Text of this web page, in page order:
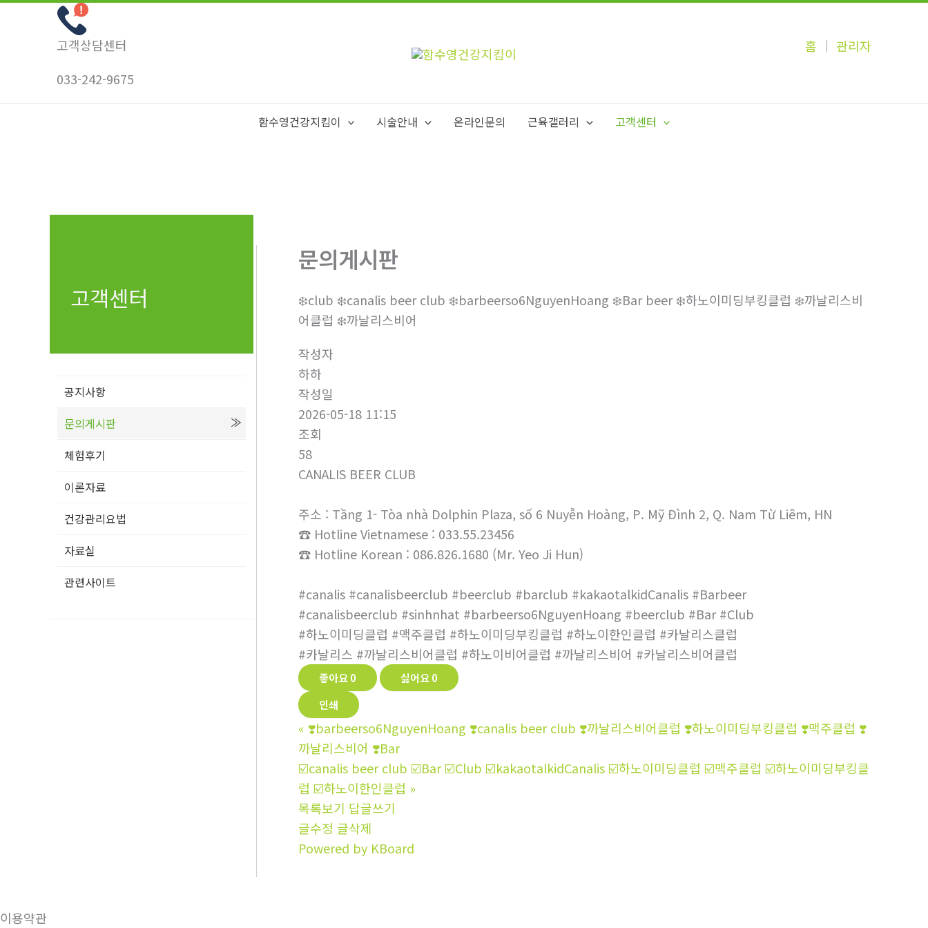
콘
고객상담센터
033-242-9675
홈 │ 관리자
함수영건강지킴이 시술안내 온라인문의 근육갤러리 고객센터
고객센터
공지사항
문의게시판
체험후기
이론자료
건강관리요법
자료실
관련사이트
문의게시판
❄️club ❄️canalis beer club ❄️barbeerso6NguyenHoang ❄️Bar beer ❄️하노이미딩부킹클럽 ❄️까날리스비
어클럽 ❄️까날리스비어
작성자
하하
작성일
2026-05-18 11:15
조회
58
CANALIS BEER CLUB
주소 : Tầng 1- Tòa nhà Dolphin Plaza, số 6 Nuyễn Hoàng, P. Mỹ Đình 2, Q. Nam Từ Liêm, HN
☎ Hotline Vietnamese : 033.55.23456
☎ Hotline Korean : 086.826.1680 (Mr. Yeo Ji Hun)
#canalis #canalisbeerclub #beerclub #barclub #kakaotalkidCanalis #Barbeer
#canalisbeerclub #sinhnhat #barbeerso6NguyenHoang #beerclub #Bar #Club
#하노이미딩클럽 #맥주클럽 #하노이미딩부킹클럽 #하노이한인클럽 #카날리스클럽
#카날리스 #까날리스비어클럽 #하노이비어클럽 #까날리스비어 #카날리스비어클럽
좋아요0 싫어요0
인쇄
« ❣️barbeerso6NguyenHoang ❣️canalis beer club ❣️까날리스비어클럽 ❣️하노이미딩부킹클럽 ❣️맥주클럽 ❣️
까날리스비어 ❣️Bar
☑️canalis beer club ☑️Bar ☑️Club ☑️kakaotalkidCanalis ☑️하노이미딩클럽 ☑️맥주클럽 ☑️하노이미딩부킹클
럽 ☑️하노이한인클럽 »
목록보기 답글쓰기
글수정 글삭제
Powered by KBoard
이용약관